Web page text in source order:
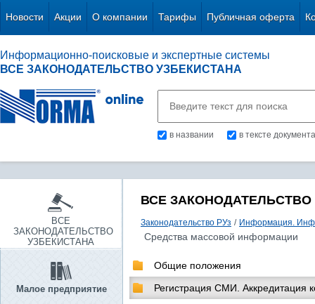
Новости Акции О компании Тарифы Публичная оферта
Информационно-поисковые и экспертные системы
ВСЕ ЗАКОНОДАТЕЛЬСТВО УЗБЕКИСТАНА
в названии в тексте документа
ВСЕ
ЗАКОНОДАТЕЛЬСТВО
УЗБЕКИСТАНА
Малое предприятие
ВСЕ ЗАКОНОДАТЕЛЬСТВО
Законодательство РУз / Информация.
Средства массовой информации
Общие положения
Регистрация СМИ. Аккредитация